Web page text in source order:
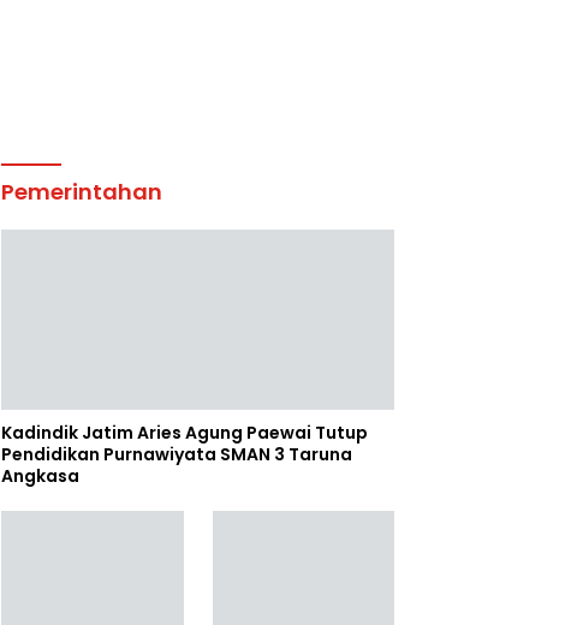
Pemerintahan
Kadindik Jatim Aries Agung Paewai Tutup
Pendidikan Purnawiyata SMAN 3 Taruna
Angkasa